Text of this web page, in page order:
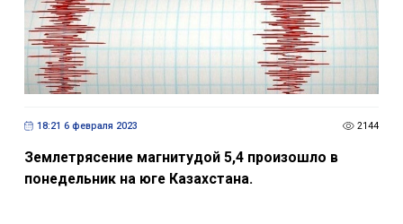
18:21 6 февраля 2023 2144
Землетрясение магнитудой 5,4 произошло в
понедельник на юге Казахстана.